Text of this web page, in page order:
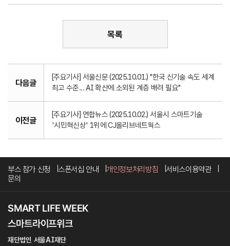
목록
다음글
[주요기사] 서울신문 (2025.10.01.) "한국 신기술 속도 세계
최고 수준... AI 확산에 소외된 계층 배려 필요"
이전글
[주요기사] 연합뉴스 (2025.10.02.) 서울시 스마트기술
'시민혁신상' 1위에 CJ올리브네트웍스
부스 참가 신청 스폰서십 안내 개인정보처리방침
서비스이용약관
문의
재단법인 서울AI재단